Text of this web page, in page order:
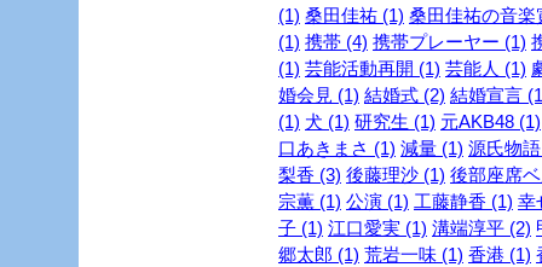
(1) 桑田佳祐 (1) 桑田佳祐の音楽
(1) 携帯 (4) 携帯プレーヤー (1)
(1) 芸能活動再開 (1) 芸能人 (1)
婚会見 (1) 結婚式 (2) 結婚宣言
(1) 犬 (1) 研究生 (1) 元AKB48 (1)
口あきまさ (1) 減量 (1) 源氏物
梨香 (3) 後藤理沙 (1) 後部座席
宗薫 (1) 公演 (1) 工藤静香 (1) 幸
子 (1) 江口愛実 (1) 溝端淳平 (2)
郷太郎 (1) 荒岩一味 (1) 香港 (1)